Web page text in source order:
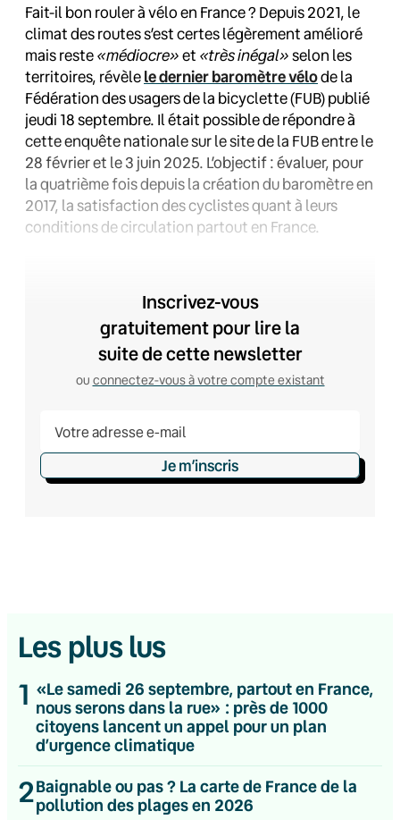
Fait-il bon rouler à vélo en France ? Depuis 2021, le
climat des routes s’est certes légèrement amélioré
mais reste«médiocre»et «très inégal»selon les
territoires, révèlele dernier baromètre vélode la
Fédération des usagers de la bicyclette (FUB) publié
jeudi 18 septembre. Il était possible de répondre à
cette enquête nationale sur le site de la FUB entre le
28 février et le 3 juin 2025. L’objectif : évaluer, pour
la quatrième fois depuis la création du baromètre en
2017, la satisfaction des cyclistes quant à leurs
conditions de circulation partout en France.
Inscrivez-vous
gratuitement pour lire la
suite de cette newsletter
ou connectez-vous à votre compte existant
Je m’inscris
Les plus lus
1 «Le samedi 26 septembre, partout en France,
nous serons dans la rue» : près de 1000
citoyens lancent un appel pour un plan
d’urgence climatique
2Baignable ou pas ? La carte de France de la
pollution des plages en 2026